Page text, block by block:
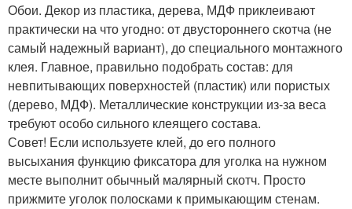
Обои. Декор из пластика, дерева, МДФ приклеивают
практически на что угодно: от двустороннего скотча (не
самый надежный вариант), до специального монтажного
клея. Главное, правильно подобрать состав: для
невпитывающих поверхностей (пластик) или пористых
(дерево, МДФ). Металлические конструкции из-за веса
требуют особо сильного клеящего состава.
Совет! Если используете клей, до его полного
высыхания функцию фиксатора для уголка на нужном
месте выполнит обычный малярный скотч. Просто
прижмите уголок полосками к примыкающим стенам.